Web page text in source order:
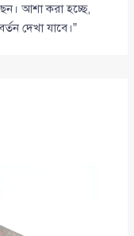
আশা করা হচ্ছে,
দেখা যাবে।”